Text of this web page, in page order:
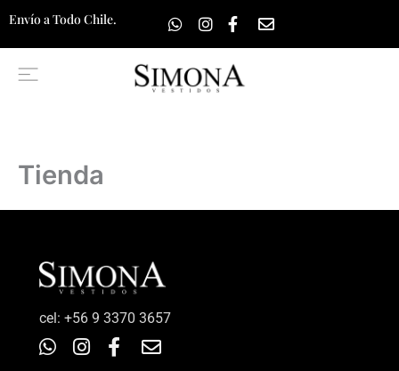
contenido
Envío a Todo Chile.
Tienda
‎cel: +56 9 3370 3657